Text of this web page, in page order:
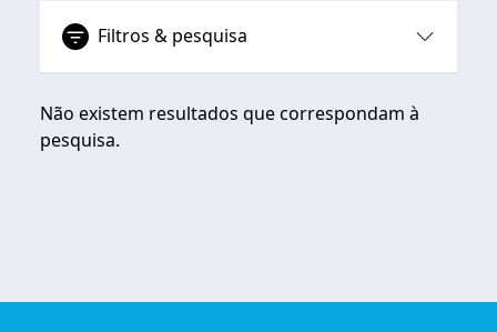
Filtros & pesquisa
Não existem resultados que correspondam à
pesquisa.